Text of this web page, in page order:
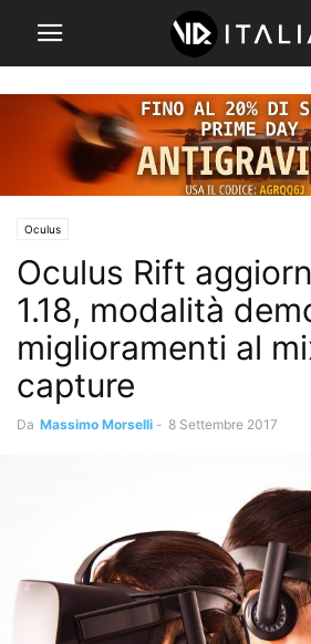
Oculus
Oculus Rift
1.18, modalità
miglioramenti al
capture
Da Massimo Morselli - 8 Settembre 2017